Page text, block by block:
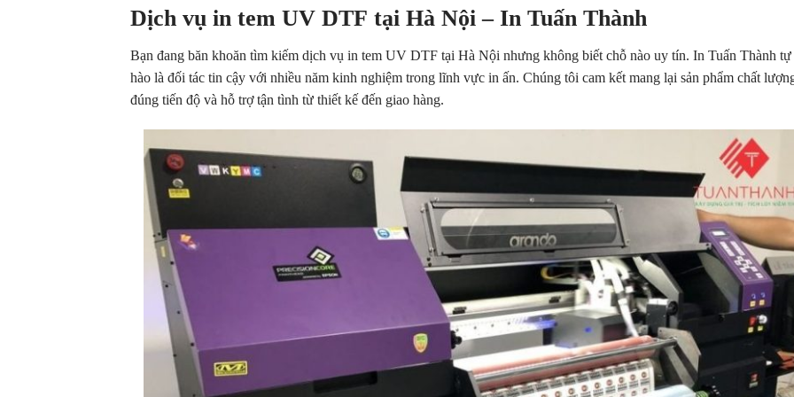
Dịch vụ in tem UV DTF tại Hà Nội – In Tuấn Thành
Bạn đang băn khoăn tìm kiếm dịch vụ in tem UV DTF tại Hà Nội nhưng không biết chỗ nào uy tín. In Tuấn Thành tự
hào là đối tác tin cậy với nhiều năm kinh nghiệm trong lĩnh vực in ấn. Chúng tôi cam kết mang lại sản phẩm chất
đúng tiến độ và hỗ trợ tận tình từ thiết kế đến giao hàng.